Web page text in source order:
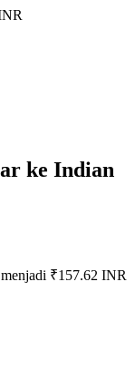
jaminannya
ke Indian
₹157.62 INR